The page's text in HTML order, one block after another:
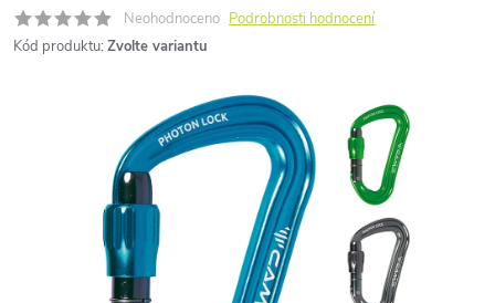
Neohodnoceno Podrobnosti hodnocení
Kód produktu: Zvolte variantu